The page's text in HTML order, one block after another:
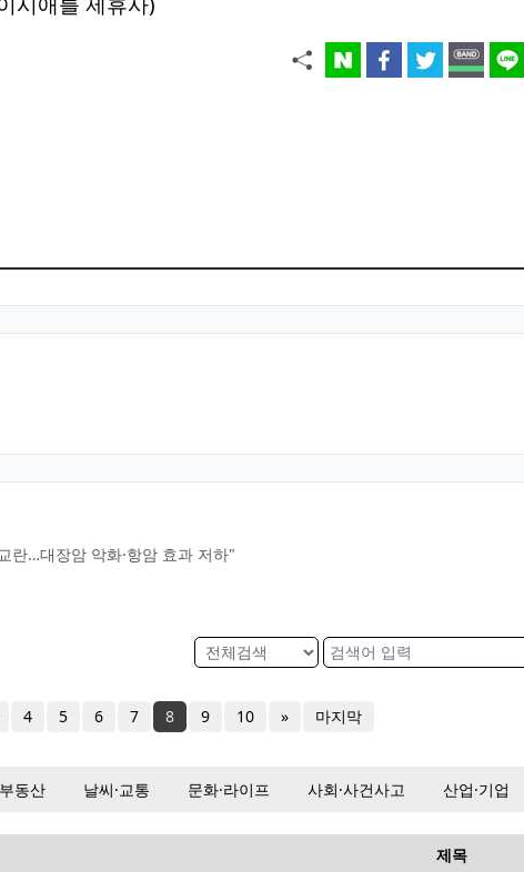
란…대장암 악화·항암 효과 저하"
4 5 6 7 8 9 10 » 마지막
동산 날씨·교통 문화·라이프 사회·사건사고 산업·기업
제목